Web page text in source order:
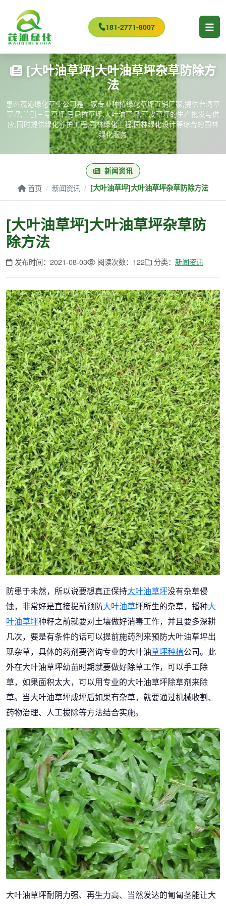
181-2771-8007
[大叶油草坪]大叶油草坪杂草防除方
法
惠州茂沁绿化草业公司是一家专业种植绿化草坪直销厂家,提供台湾草
草坪,兰引三号草坪,马尼拉草坪,大叶油草坪,草皮草坪的生产批发与供
应,同时提供绿化养护工程,园林绿化工程,园林绿化设计等综合的园林
绿化服务
新闻资讯
首页 新闻资讯 [大叶油草坪]大叶油草坪杂草防除方法
[大叶油草坪]大叶油草坪杂草防
除方法
发布时间：2021-08-03 阅读次数：122 分类： 新闻资讯
防患于未然，所以说要想真正保持大叶油草坪没有杂草侵
蚀，非常好是直接提前预防大叶油草坪所生的杂草，播种大
叶油草坪种籽之前就要对土壤做好消毒工作，并且要多深耕
几次，要是有条件的话可以提前施药剂来预防大叶油草坪出
现杂草，具体的药剂要咨询专业的大叶油草坪种植公司。此
外在大叶油草坪幼苗时期就要做好除草工作，可以手工除
草，如果面积太大，可以用专业的大叶油草坪除草剂来除
草。当大叶油草坪成坪后如果有杂草，就要通过机械收割、
药物治理、人工拔除等方法结合实施。
大叶油草坪耐阴力强、再生力高、当然发达的匍匐茎能让大